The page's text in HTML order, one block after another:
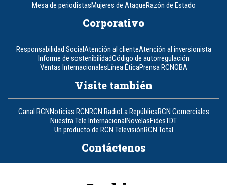
Mesa de periodistasMujeres de AtaqueRazón de Estado
Corporativo
Responsabilidad SocialAtención al clienteAtención al inversionista
Informe de sostenibilidadCódigo de autorregulación
Ventas InternacionalesLínea ÉticaPrensa RCNOBA
Visite también
Canal RCNNoticias RCNRCN RadioLa RepúblicaRCN Comerciales
Nuestra Tele InternacionalNovelasFidesTDT
Un producto de RCN TelevisiónRCN Total
Contáctenos